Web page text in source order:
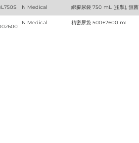
N Medical 綁腳尿袋 750 mL (扭掣), 無菌
N Medical 精密尿袋 500+2600 mL